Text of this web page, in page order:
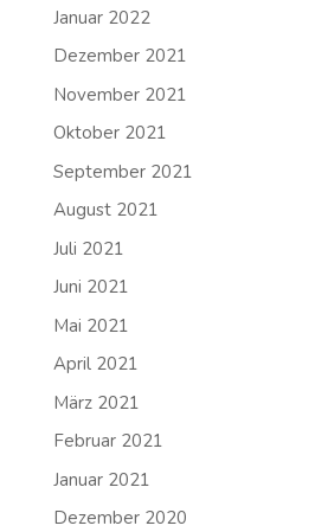
Januar 2022
Dezember 2021
November 2021
Oktober 2021
September 2021
August 2021
Juli 2021
Juni 2021
Mai 2021
April 2021
März 2021
Februar 2021
Januar 2021
Dezember 2020